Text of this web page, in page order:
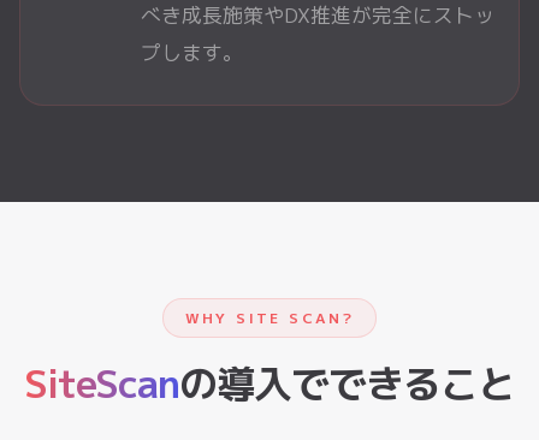
べき成長施策やDX推進が完全にストッ
プします。
WHY SITE SCAN?
SiteScanの導入でできること